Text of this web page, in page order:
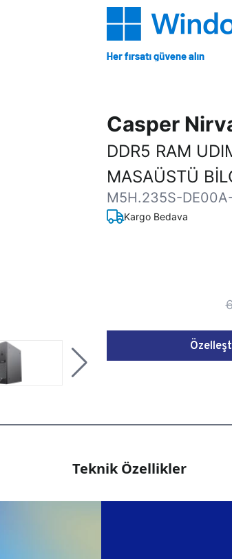
Casper
DDR5 RAM
MASAÜSTÜ
M5H.235S-
Kargo Bedava
Teknik Özellikler